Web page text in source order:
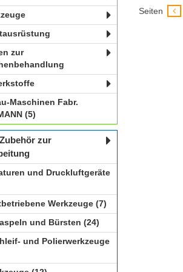
zur
Maschinen Fabr.
(5)
zur
und Druckluftgeräte
Werkzeuge (7)
und Bürsten (24)
und Polierwerkzeuge
Seiten